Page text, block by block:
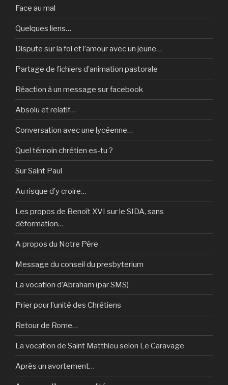
Face au mal
Quelques liens…
Dispute sur la foi et l’amour avec un jeune…
Partage de fichiers d’animation pastorale
Réaction à un message sur facebook
Absolu et relatif…
Conversation avec une lycéenne…
Quel témoin chrétien es-tu ?
Sur Saint Paul
Au risque d’y croire…
Les propos de Benoît XVI sur le SIDA, sans
déformation…
A propos du Notre Père
Message du conseil du presbyterium
La vocation d’Abraham (par SMS)
Prier pour l’unité des Chrétiens
Retour de Rome…
La vocation de Saint Matthieu selon Le Caravage
Après un avortement…